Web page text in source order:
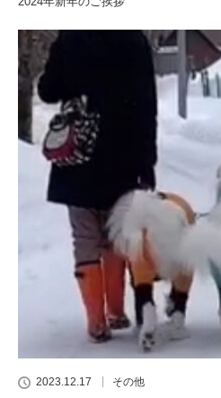
2023.12.17 その他